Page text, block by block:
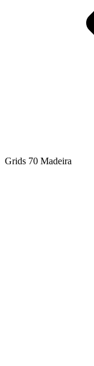
Grids 70 Madeira